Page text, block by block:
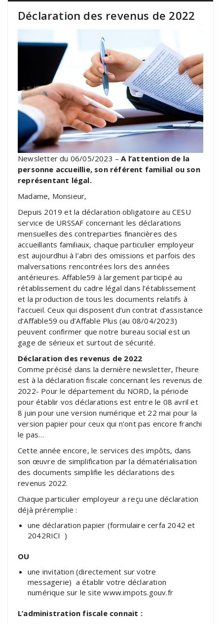
Déclaration des revenus de 2022
Newsletter du 06/05/2023 –A l’attention de la
personne accueillie, son référent familial ou son
représentant légal.
Madame, Monsieur,
Depuis 2019 et la déclaration obligatoire au CESU
service de URSSAF concernant les déclarations
mensuelles des contreparties financières des
accueillants familiaux, chaque particulier employeur
est aujourdhui à l’abri des omissions et parfois des
malversations rencontrées lors des années
antérieures. Affable59 à largement participé au
rétablissement du cadre légal dans l’établissement
et la production de tous les documents relatifs à
l’accueil. Ceux qui disposent d’un contrat d’assistance
d’Affable59 ou d’Affable Plus (au 08/04/2023)
peuvent confirmer que notre bureau social est un
gage de sérieux et surtout de sécurité.
Déclaration des revenus de 2022
Comme précisé dans la dernière newsletter, l’heure
est à la déclaration fiscale concernant les revenus de
2022- Pour le département du NORD, la période
pour établir vos déclarations est entre le 08 avril et
8 juin pour une version numérique et 22 mai pour la
version papier pour ceux qui n’ont pas encore franchi
le pas…
Cette année encore, le services des impôts, dans
son œuvre de simplification par la dématérialisation
des documents simplifie les déclarations des
revenus 2022.
Chaque particulier employeur a reçu une déclaration
déjà préremplie :
une déclaration papier (formulaire cerfa 2042 et
2042RICI )
OU
une invitation (directement sur votre
messagerie) a établir votre déclaration
numérique sur le site www.impots.gouv.fr
L’administration fiscale connait :